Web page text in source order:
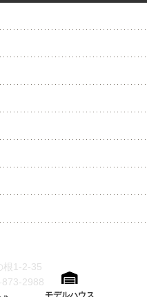
1-2-35
2988
モデルハウス